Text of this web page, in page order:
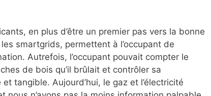
en plus d’être un premier pas vers la bonne
smartgrids, permettent à l’occupant de
Autrefois, l’occupant pouvait compter le
de bois qu’il brûlait et contrôler sa
tangible. Aujourd’hui, le gaz et l’électricité